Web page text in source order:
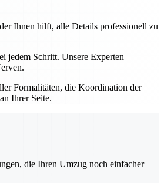
Ihnen hilft, alle Details professionell zu
jedem Schritt. Unsere Experten
Formalitäten, die Koordination der
Ihrer Seite.
die Ihren Umzug noch einfacher